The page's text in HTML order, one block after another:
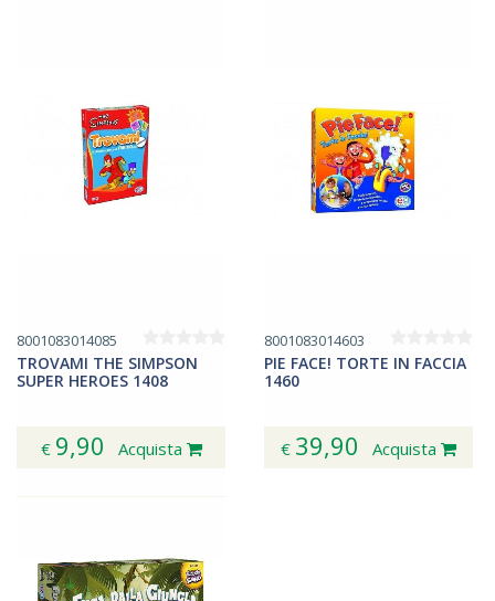
8001083014085
TROVAMI THE SIMPSON
SUPER HEROES 1408
€ 9,90 Acquista
8001083014603
PIE FACE! TORTE IN FACCIA
1460
€ 39,90 Acquista